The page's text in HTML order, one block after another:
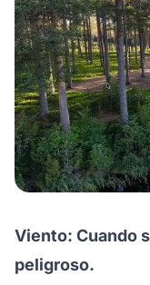
Viento: Cuando
peligroso.